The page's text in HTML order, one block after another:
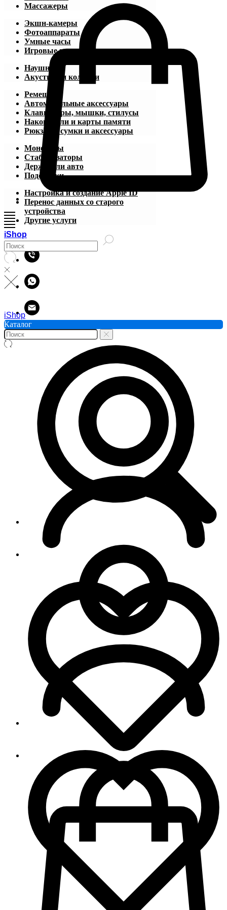
iShop
Массажеры
Экшн-камеры
Фотоаппараты
Умные часы
Игровые приставки
Наушники
Акустика и колонки
Ремешки
Автомобильные аксессуары
Клавиатуры, мышки, стилусы
Накопители и карты памяти
Рюкзаки, сумки и аксессуары
Моноподы
Стабилизаторы
Держатели авто
Подставки
Настройка и создание Apple ID
Перенос данных со старого
устройства
Другие услуги
iShop
Каталог